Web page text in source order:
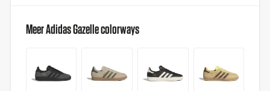
Meer Adidas Gazelle colorways